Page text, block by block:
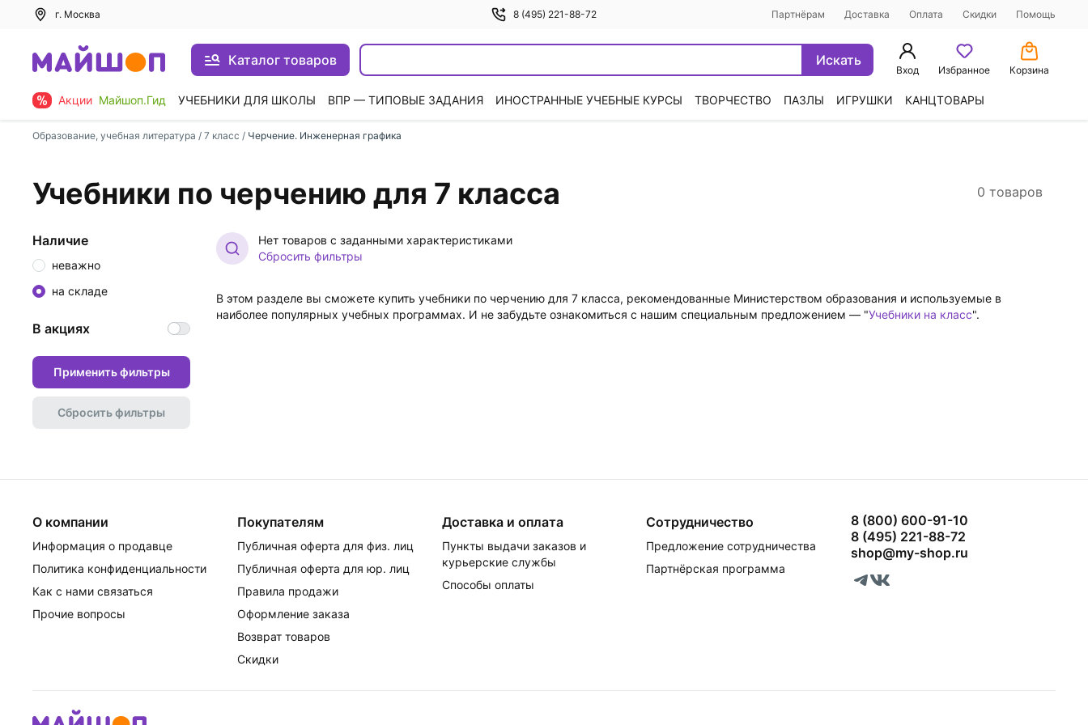
г. Москва 8 (495) 221-88-72 Партнёрам Доставка Оплата Скидки Помощь
Каталог товаров Искать
Вход Избранное Корзина
Акции Майшоп.Гид УЧЕБНИКИ ДЛЯ ШКОЛЫ ВПР — ТИПОВЫЕ ЗАДАНИЯ ИНОСТРАННЫЕ УЧЕБНЫЕ КУРСЫ ТВОРЧЕСТВО ПАЗЛЫ ИГРУШКИ КАНЦТОВАРЫ
Образование, учебная литература / 7 класс / Черчение. Инженерная графика
Учебники по черчению для 7 класса 0 товаров
Нет товаров с заданными характеристиками
Сбросить фильтры
В этом разделе вы сможете купить учебники по черчению для 7 класса, рекомендованные Министерством образования и используемые в
наиболее популярных учебных программах. И не забудьте ознакомиться с нашим специальным предложением — "Учебники на класс".
Наличие
неважно
на складе
В акциях
Применить фильтры
Сбросить фильтры
О компании
Информация о продавце
Политика конфиденциальности
Как с нами связаться
Прочие вопросы
Покупателям
Публичная оферта для физ. лиц
Публичная оферта для юр. лиц
Правила продажи
Оформление заказа
Возврат товаров
Скидки
Доставка и оплата
Пункты выдачи заказов и
курьерские службы
Способы оплаты
Сотрудничество
Предложение сотрудничества
Партнёрская программа
8 (800) 600-91-10
8 (495) 221-88-72
shop@my-shop.ru